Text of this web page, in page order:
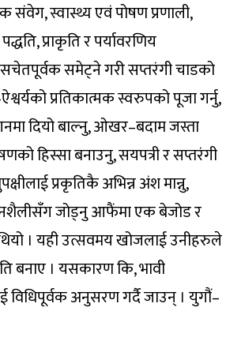
संवेग, स्वास्थ्य एवं पोषण प्रणाली,
प्राकृति र पर्यावरणिय
समेट्ने गरी सप्तरंगी चाडको
प्रतिकात्मक स्वरुपको पूजा गर्नु,
दियो बाल्नु, ओखर–बदाम जस्ता
हिस्सा बनाउनु, सयपत्री र सप्तरंगी
प्रकृतिकै अभिन्न अंश मान्नु,
जोड्नु आफैंमा एक बेजोड र
थियो । यही उत्सवमय खोजलाई उनीहरुले
बनाए । यसकारण कि, भावी
अनुसरण गर्दै जाउन् । युगौं–